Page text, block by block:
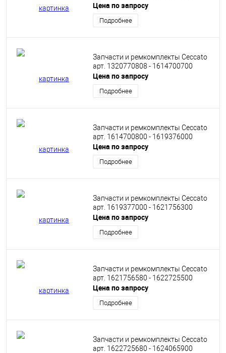
Цена по запросу
Подробнее
Запчасти и ремкомплекты Ceccato
арт. 1320770808 - 1614700700
Цена по запросу
Подробнее
Запчасти и ремкомплекты Ceccato
арт. 1614700800 - 1619376000
Цена по запросу
Подробнее
Запчасти и ремкомплекты Ceccato
арт. 1619377000 - 1621756300
Цена по запросу
Подробнее
Запчасти и ремкомплекты Ceccato
арт. 1621756580 - 1622725500
Цена по запросу
Подробнее
Запчасти и ремкомплекты Ceccato
арт. 1622725680 - 1624065900